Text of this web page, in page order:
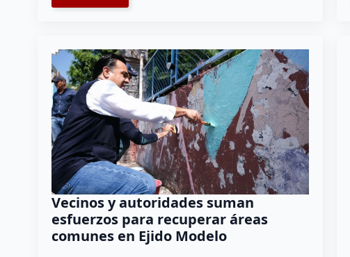
Vecinos y autoridades suman
esfuerzos para recuperar áreas
comunes en Ejido Modelo